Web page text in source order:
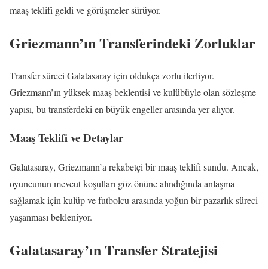
maaş teklifi geldi ve görüşmeler sürüyor.
Griezmann’ın Transferindeki Zorluklar
Transfer süreci Galatasaray için oldukça zorlu ilerliyor.
Griezmann’ın yüksek maaş beklentisi ve kulübüyle olan sözleşme
yapısı, bu transferdeki en büyük engeller arasında yer alıyor.
Maaş Teklifi ve Detaylar
Galatasaray, Griezmann’a rekabetçi bir maaş teklifi sundu. Ancak,
oyuncunun mevcut koşulları göz önüne alındığında anlaşma
sağlamak için kulüp ve futbolcu arasında yoğun bir pazarlık süreci
yaşanması bekleniyor.
Galatasaray’ın Transfer Stratejisi